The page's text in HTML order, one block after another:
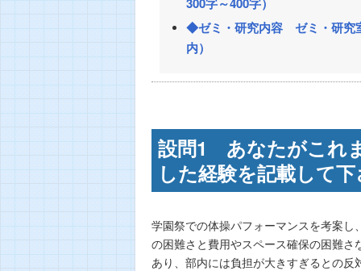
300字～400字）
◆ゼミ・研究内容 ゼミ・研究
内）
設問1 あなたがこれ
した経験を記載して
学園祭での体操パフォーマンスを考案
の困難さと費用やスペース確保の困難
あり、部内には負担が大きすぎるとの反